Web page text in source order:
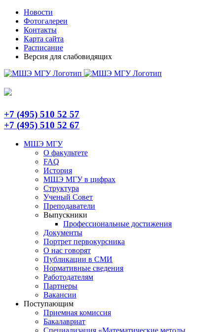
Skip
content
TelegramНовости
Фотогалереи
Контакты
Карта сайта
Расписание
Версия для слабовидящих
+7 (495) 510 52 57
+7 (495) 510 52 67
МШЭ МГУ
О факультете
FAQ
История
МШЭ МГУ в цифрах
Структура
Ученый Совет
Преподаватели
Выпускники
Профессиональные достижения
Документы
Портрет первокурсника
О нас говорят
Публикации в СМИ
Нормативные сведения
Работодателям
Партнеры
Вакансии
Поступающим
Приемная комиссия
Бакалавриат